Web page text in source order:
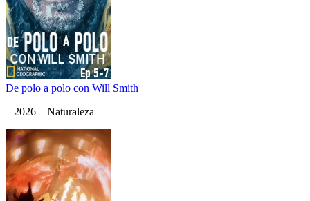
De polo a polo con Will Smith
2026 Naturaleza